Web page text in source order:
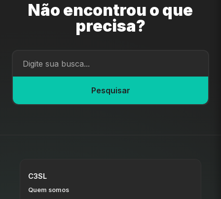
Não encontrou o que
precisa?
Pesquisar
C3SL
Quem somos